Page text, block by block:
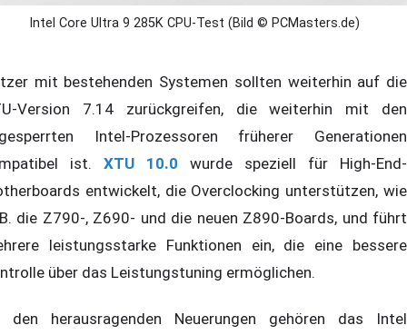
Intel Core Ultra 9 285K CPU-Test (Bild © PCMasters.de)
mit bestehenden Systemen sollten weiterhin auf die
Version 7.14 zurückgreifen, die weiterhin mit den
Intel-Prozessoren früherer Generationen
ist. XTU 10.0 wurde speziell für High-End-
entwickelt, die Overclocking unterstützen, wie
die Z790-, Z690- und die neuen Z890-Boards, und führt
leistungsstarke Funktionen ein, die eine bessere
über das Leistungstuning ermöglichen.
den herausragenden Neuerungen gehören das Intel